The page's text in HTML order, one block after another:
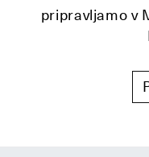
pripravljamo v